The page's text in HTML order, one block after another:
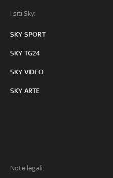
I siti Sky:
SKY SPORT
SKY TG24
SKY VIDEO
SKY ARTE
Note legali: